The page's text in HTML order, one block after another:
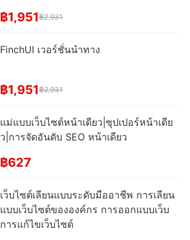
฿1,951฿2,931
FinchUI เวอร์ชั่นนําทาง
฿1,951฿2,931
แม่แบบเว็บไซต์หน้าเดียว|ซุปเปอร์หน้าเดีย
ว|การจัดอันดับ SEO หน้าเดียว
฿627
เว็บไซต์เลียนแบบระดับมืออาชีพ การเลียน
แบบเว็บไซต์ขององค์กร การออกแบบเว็บ
การแก้ไขเว็บไซต์